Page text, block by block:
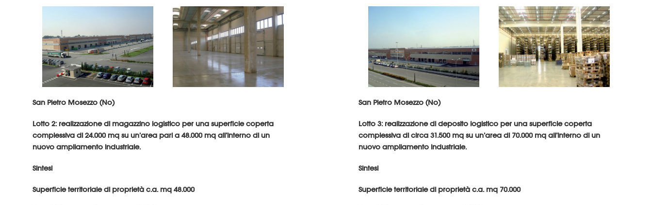
San Pietro Mosezzo (No)
Lotto 2: realizzazione di magazzino logistico per una superficie coperta
complessiva di 24.000 mq su un’area pari a 48.000 mq all’interno di un
nuovo ampliamento industriale.
Sintesi
Superficie territoriale di proprietà c.a. mq 48.000
San Pietro Mosezzo (No)
Lotto 3: realizzazione di deposito logistico per una superficie coperta
complessiva di circa 31.500 mq su un’area di 70.000 mq all’interno di un
nuovo ampliamento industriale.
Sintesi
Superficie territoriale di proprietà c.a. mq 70.000